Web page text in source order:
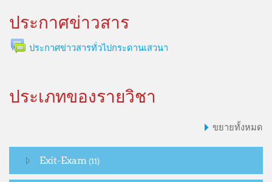
ประกาศข่าวสาร
ประกาศข่าวสารทั่วไปกระดานเสวนา
ประเภทของรายวิชา
ขยายทั้งหมด
Exit-Exam (11)